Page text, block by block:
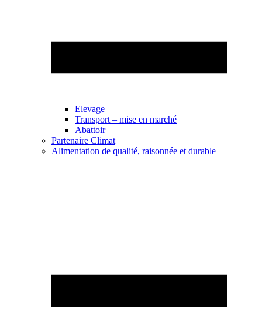
Elevage
Transport – mise en marché
Abattoir
Partenaire Climat
Alimentation de qualité, raisonnée et durable